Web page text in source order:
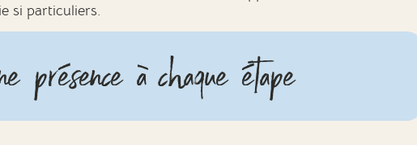
si particuliers.
présence à chaque étape